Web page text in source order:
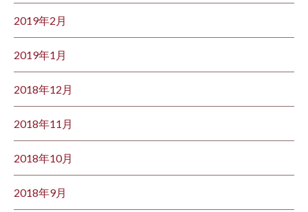
2019年2月
2019年1月
2018年12月
2018年11月
2018年10月
2018年9月